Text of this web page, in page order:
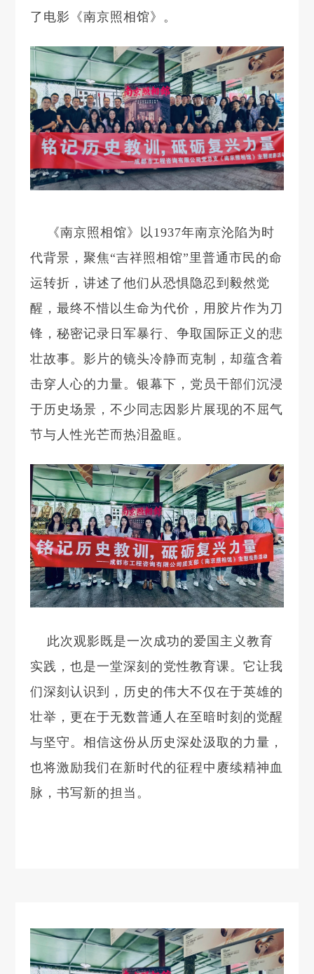
了电影《南京照相馆》。
《南京照相馆》以1937年南京沦陷为时
代背景，聚焦“吉祥照相馆”里普通市民的命
运转折，讲述了他们从恐惧隐忍到毅然觉
醒，最终不惜以生命为代价，用胶片作为刀
锋，秘密记录日军暴行、争取国际正义的悲
壮故事。影片的镜头冷静而克制，却蕴含着
击穿人心的力量。银幕下，党员干部们沉浸
于历史场景，不少同志因影片展现的不屈气
节与人性光芒而热泪盈眶。
此次观影既是一次成功的爱国主义教育
实践，也是一堂深刻的党性教育课。它让我
们深刻认识到，历史的伟大不仅在于英雄的
壮举，更在于无数普通人在至暗时刻的觉醒
与坚守。相信这份从历史深处汲取的力量，
也将激励我们在新时代的征程中赓续精神血
脉，书写新的担当。